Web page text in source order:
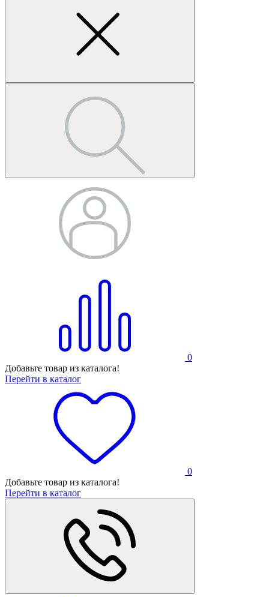
0
Добавьте товар из каталога!
Перейти в каталог
0
Добавьте товар из каталога!
Перейти в каталог